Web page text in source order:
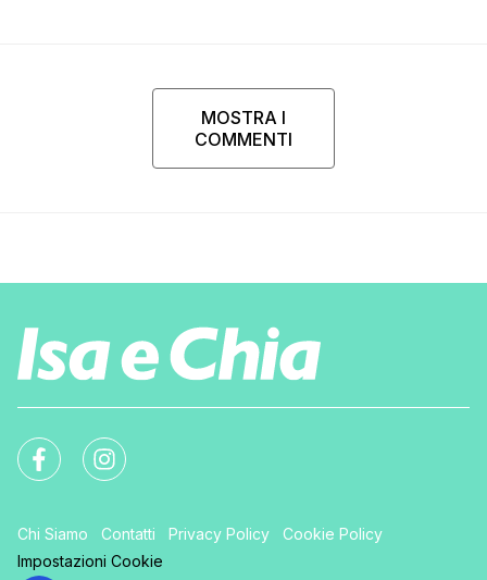
MOSTRA I
COMMENTI
Chi Siamo Contatti Privacy Policy
Cookie Policy
Impostazioni Cookie